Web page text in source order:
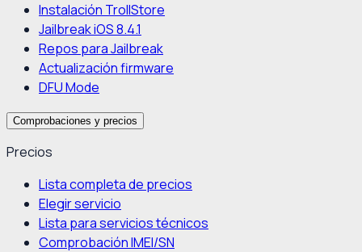
Instalación TrollStore
Jailbreak iOS 8.4.1
Repos para Jailbreak
Actualización firmware
DFU Mode
Comprobaciones y precios
Precios
Lista completa de precios
Elegir servicio
Lista para servicios técnicos
Comprobación IMEI/SN